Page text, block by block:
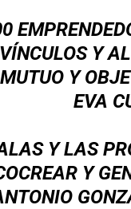
Y
MUTUO Y
EVA
Y LAS
Y